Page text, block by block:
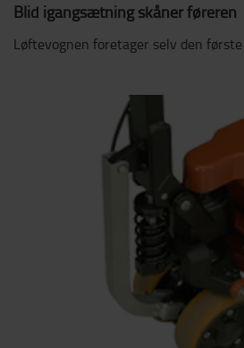
Blid igangsætning skåner føreren
Løftevognen foretager selv den